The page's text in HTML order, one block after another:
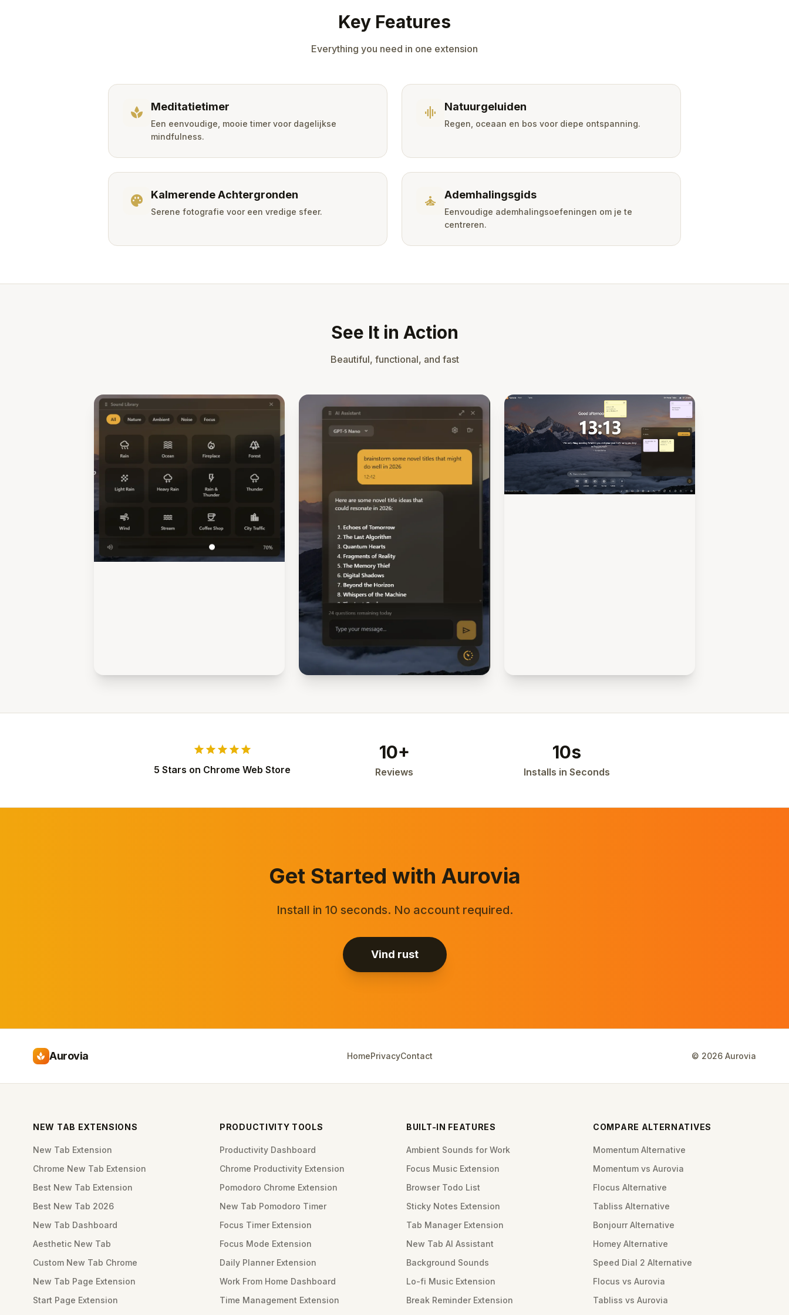
Key Features
Everything you need in one extension
spa Meditatietimer
Een eenvoudige, mooie timer voor dagelijkse
mindfulness.
graphic_eq Natuurgeluiden
Regen, oceaan en bos voor diepe ontspanning.
palette Kalmerende Achtergronden
Serene fotografie voor een vredige sfeer.
self_improvement Ademhalingsgids
Eenvoudige ademhalingsoefeningen om je te
centreren.
See It in Action
Beautiful, functional, and fast
starstarstarstarstar
5 Stars on Chrome Web Store
10+
Reviews
10s
Installs in Seconds
Get Started with Aurovia
Install in 10 seconds. No account required.
Vind rust
spa Aurovia HomePrivacyContact © 2026Aurovia
NEW TAB EXTENSIONS
New Tab Extension
Chrome New Tab Extension
Best New Tab Extension
Best New Tab 2026
New Tab Dashboard
Aesthetic New Tab
Custom New Tab Chrome
New Tab Page Extension
Start Page Extension
PRODUCTIVITY TOOLS
Productivity Dashboard
Chrome Productivity Extension
Pomodoro Chrome Extension
New Tab Pomodoro Timer
Focus Timer Extension
Focus Mode Extension
Daily Planner Extension
Work From Home Dashboard
Time Management Extension
BUILT-IN FEATURES
Ambient Sounds for Work
Focus Music Extension
Browser Todo List
Sticky Notes Extension
Tab Manager Extension
New Tab AI Assistant
Background Sounds
Lo-fi Music Extension
Break Reminder Extension
COMPARE ALTERNATIVES
Momentum Alternative
Momentum vs Aurovia
Flocus Alternative
Tabliss Alternative
Bonjourr Alternative
Homey Alternative
Speed Dial 2 Alternative
Flocus vs Aurovia
Tabliss vs Aurovia